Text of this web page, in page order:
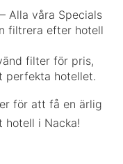
– Alla våra Specials
filtrera efter hotell
filter för pris,
perfekta hotellet.
för att få en ärlig
hotell i Nacka!